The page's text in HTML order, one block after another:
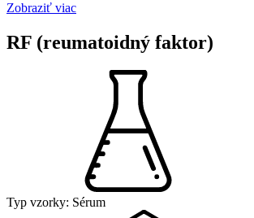
Zobraziť viac
RF (reumatoidný faktor)
Typ vzorky: Sérum